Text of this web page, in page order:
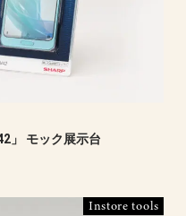
」 モック展示台
Instore tools